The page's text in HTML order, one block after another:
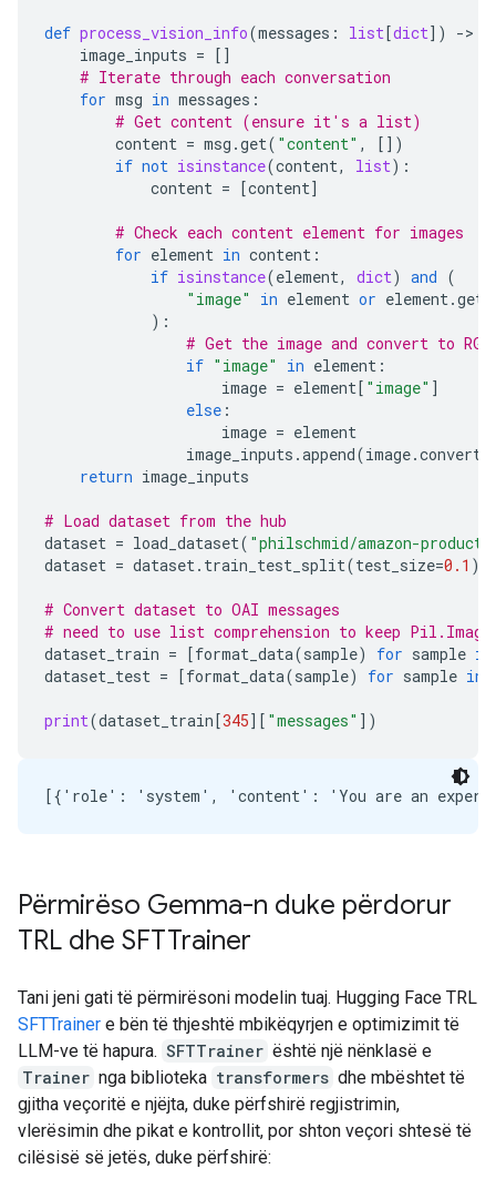
def process_vision_info(messages : list[dict]) ->
image_inputs = []
# Iterate through each conversation
for msg in messages :
# Get content (ensure it's a list)
content = msg .get( "content" ,
[])
if not isinstance(content, list):
content = [content]
# Check each content element for images
for element in content :
if isinstance(element, dict) and (
"image"
in element or element.get
):
# Get the image and convert to RGB
if "image" in element :
image = element[ "image" ]
else :
image = element
image_inputs .append(image.convert
return image_inputs
# Load dataset from the hub
dataset = load_dataset( "philschmid/amazon-
dataset = dataset. train_test_split(test_size=0.1 )
# Convert dataset to OAI messages
# need to use list comprehension to keep
dataset_train = [format_data(sample) for sample in
dataset_test = [format_data(sample) for sample in
print(dataset_train[345][ "messages" ])
Përmirëso Gemma-n duke përdorur
TRL dhe SFTTrainer
Tani jeni gati të përmirësoni modelin tuaj. Hugging Face TRL
SFTTrainer e bën të thjeshtë mbikëqyrjen e optimizimit të
LLM-ve të hapura. SFTTrainer është një nënklasë e
Trainer nga biblioteka transformers dhe mbështet të
gjitha veçoritë e njëjta, duke përfshirë regjistrimin,
vlerësimin dhe pikat e kontrollit, por shton veçori shtesë të
cilësisë së jetës, duke përfshirë: